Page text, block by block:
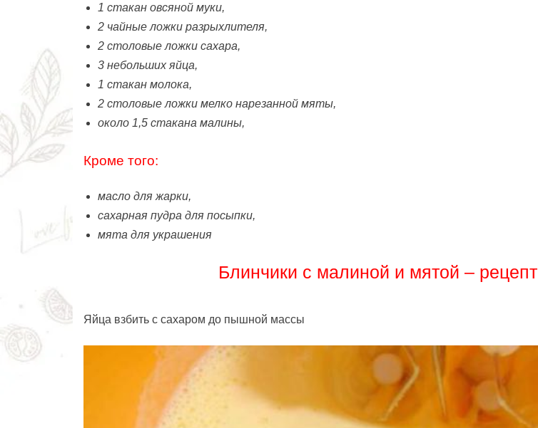
1 стакан овсяной муки,
2 чайные ложки разрыхлителя,
2 столовые ложки сахара,
3 небольших яйца,
1 стакан молока,
2 столовые ложки мелко нарезанной мяты,
около 1,5 стакана малины,
Кроме того:
масло для жарки,
сахарная пудра для посыпки,
мята для украшения
Блинчики с малиной и мятой – рецепт
Яйца взбить с сахаром до пышной массы